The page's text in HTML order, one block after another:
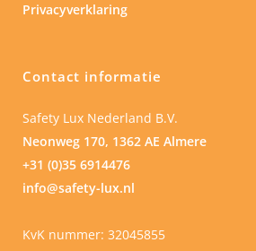
Privacyverklaring
Contact informatie
Safety Lux Nederland B.V.
Neonweg 170, 1362 AE Almere
+31 (0)35 6914476
info@safety-lux.nl
KvK nummer: 32045855